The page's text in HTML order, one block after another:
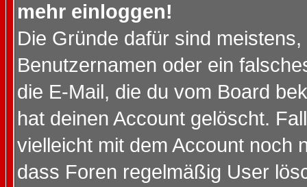
mehr einloggen!
Die Gründe dafür sind
Benutzernamen oder ein
die E-Mail, die du vom Board
hat deinen Account gelöscht.
vielleicht mit dem Account noch
dass Foren regelmäßig User